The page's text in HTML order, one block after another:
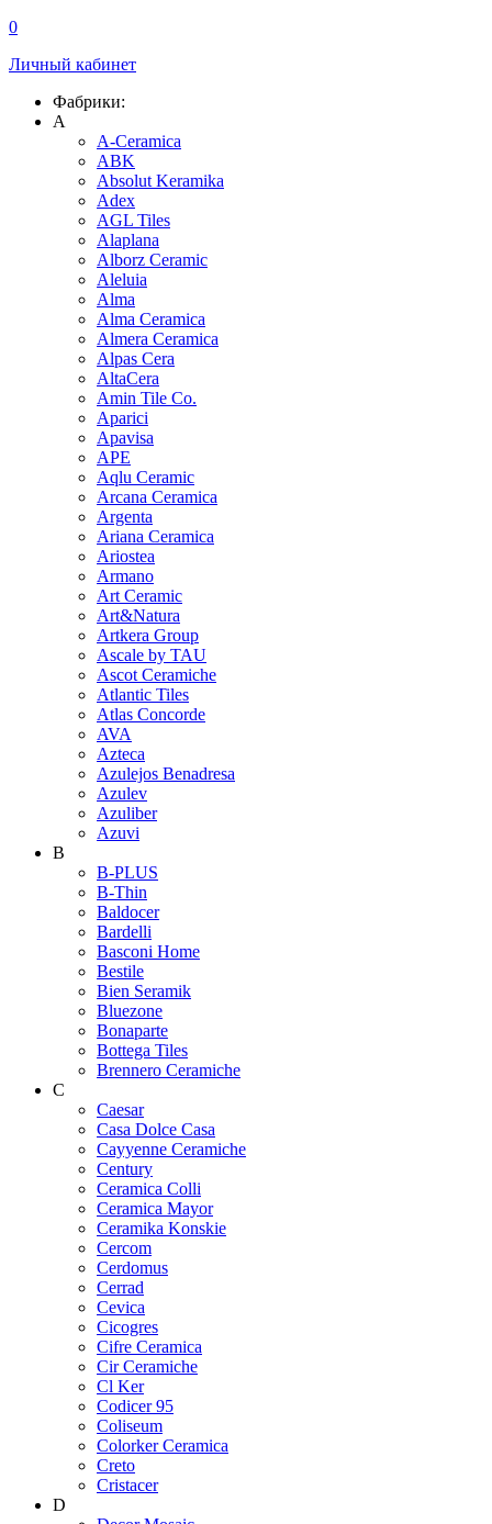
0
Личный кабинет
Фабрики:
A
A-Ceramica
ABK
Absolut Keramika
Adex
AGL Tiles
Alaplana
Alborz Ceramic
Aleluia
Alma
Alma Ceramica
Almera Ceramica
Alpas Cera
AltaCera
Amin Tile Co.
Aparici
Apavisa
APE
Aqlu Ceramic
Arcana Ceramica
Argenta
Ariana Ceramica
Ariostea
Armano
Art Ceramic
Art&Natura
Artkera Group
Ascale by TAU
Ascot Ceramiche
Atlantic Tiles
Atlas Concorde
AVA
Azteca
Azulejos Benadresa
Azulev
Azuliber
Azuvi
B
B-PLUS
B-Thin
Baldocer
Bardelli
Basconi Home
Bestile
Bien Seramik
Bluezone
Bonaparte
Bottega Tiles
Brennero Ceramiche
C
Caesar
Casa Dolce Casa
Cayyenne Ceramiche
Century
Ceramica Colli
Ceramica Mayor
Ceramika Konskie
Cercom
Cerdomus
Cerrad
Cevica
Cicogres
Cifre Ceramica
Cir Ceramiche
Cl Ker
Codicer 95
Coliseum
Colorker Ceramica
Creto
Cristacer
D